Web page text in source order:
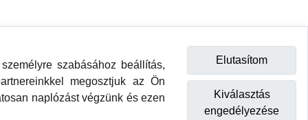
szabásához beállítás,
megosztjuk az Ön
naplózást végzünk és ezen
Elutasítom
Kiválasztás
engedélyezése